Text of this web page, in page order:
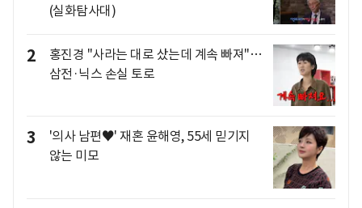
(실화탐사대)
2
홍진경 "사라는 대로 샀는데 계속 빠져"…
삼전·닉스 손실 토로
3
'의사 남편♥' 재혼 윤해영, 55세 믿기지
않는 미모